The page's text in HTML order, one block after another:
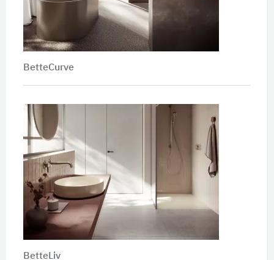
BetteCurve
BetteLiv